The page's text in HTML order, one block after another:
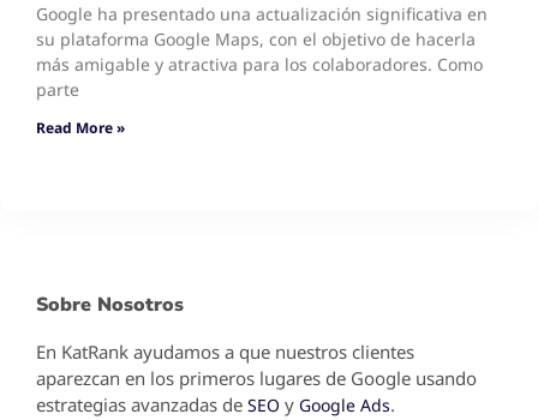
Google ha presentado una actualización significativa en
su plataforma Google Maps, con el objetivo de hacerla
más amigable y atractiva para los colaboradores. Como
parte
Read More »
Sobre Nosotros
En KatRank ayudamos a que nuestros clientes
aparezcan en los primeros lugares de Google usando
estrategias avanzadas de SEO y Google Ads.